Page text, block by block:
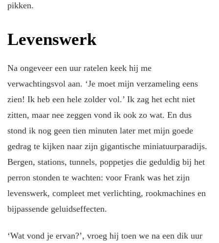
pikken.
Levenswerk
Na ongeveer een uur ratelen keek hij me
verwachtingsvol aan. ‘Je moet mijn verzameling eens
zien! Ik heb een hele zolder vol.’ Ik zag het echt niet
zitten, maar nee zeggen vond ik ook zo wat. En dus
stond ik nog geen tien minuten later met mijn goede
gedrag te kijken naar zijn gigantische miniatuurparadijs.
Bergen, stations, tunnels, poppetjes die geduldig bij het
perron stonden te wachten: voor Frank was het zijn
levenswerk, compleet met verlichting, rookmachines en
bijpassende geluidseffecten.
‘Wat vond je ervan?’, vroeg hij toen we na een dik uur